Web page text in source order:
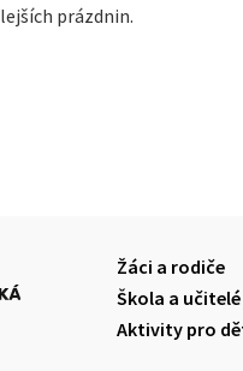
prázdnin.
Žáci a rodiče
Škola a učitelé
Aktivity pro